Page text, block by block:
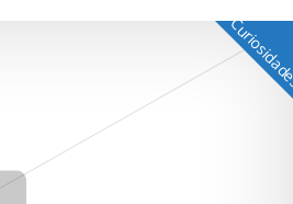
Curiosidades